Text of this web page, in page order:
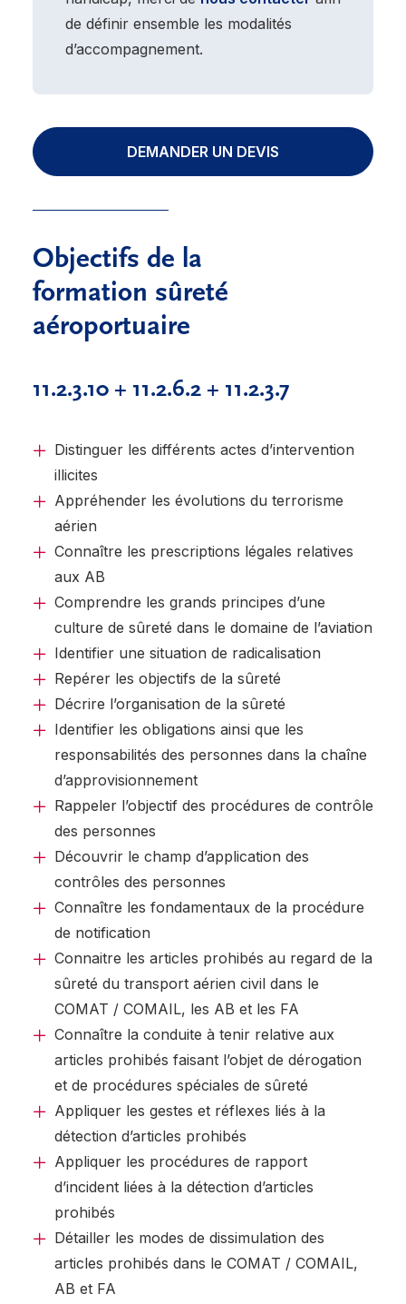
Objectifs de la
formation sûreté
aéroportuaire
11.2.3.10 + 11.2.6.2 + 11.2.3.7
Distinguer les différents actes d’intervention
illicites
Appréhender les évolutions du terrorisme
aérien
Connaître les prescriptions légales relatives
aux AB
Comprendre les grands principes d’une
culture de sûreté dans le domaine de l’aviation
Identifier une situation de radicalisation
Repérer les objectifs de la sûreté
Décrire l’organisation de la sûreté
Identifier les obligations ainsi que les
responsabilités des personnes dans la chaîne
d’approvisionnement
Rappeler l’objectif des procédures de contrôle
des personnes
Découvrir le champ d’application des
contrôles des personnes
Connaître les fondamentaux de la procédure
de notification
Connaitre les articles prohibés au regard de la
sûreté du transport aérien civil dans le
COMAT / COMAIL, les AB et les FA
Connaître la conduite à tenir relative aux
articles prohibés faisant l’objet de dérogation
et de procédures spéciales de sûreté
Appliquer les gestes et réflexes liés à la
détection d’articles prohibés
Appliquer les procédures de rapport
d’incident liées à la détection d’articles
prohibés
Détailler les modes de dissimulation des
articles prohibés dans le COMAT / COMAIL,
AB et FA
de définir ensemble les modalités
d’accompagnement.
DEMANDER UN DEVIS